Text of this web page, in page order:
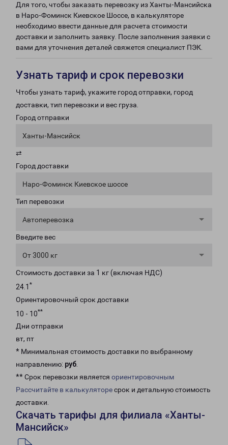
Для того, чтобы заказать перевозку из Ханты-Мансийска
в Наро-Фоминск Киевское Шоссе, в калькуляторе
необходимо ввести данные для расчета стоимости
доставки и заполнить заявку. После заполнения заявки с
вами для уточнения деталей свяжется специалист ПЭК.
Узнать тариф и срок перевозки
Чтобы узнать тариф, укажите город отправки, город
доставки, тип перевозки и вес груза.
Город отправки
Ханты-Мансийск
⇄
Город доставки
Наро-Фоминск Киевское шоссе
Тип перевозки
Автоперевозка
Введите вес
От 3000 кг
Стоимость доставки за 1 кг (включая НДС)
24.1 *
Ориентировочный срок доставки
10 - 10**
Дни отправки
вт, пт
* Минимальная стоимость доставки по выбранному
направлению: руб.
** Срок перевозки является ориентировочным
Рассчитайте в калькуляторесрок и детальную стоимость
доставки.
Скачать тарифы для филиала «Ханты-
Мансийск»